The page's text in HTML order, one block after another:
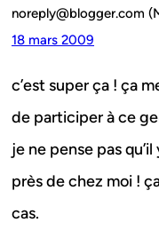
noreply@blogger.com
18 mars 2009
c’est super ça ! ça
de participer à ce
je ne pense pas
près de chez moi !
cas.